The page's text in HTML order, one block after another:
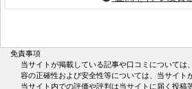
免責事項
当サイトが掲載している記事や口コミについては
容の正確性および安全性等については、当サイト
当サイト内での評価や評判は当サイトに届く投稿